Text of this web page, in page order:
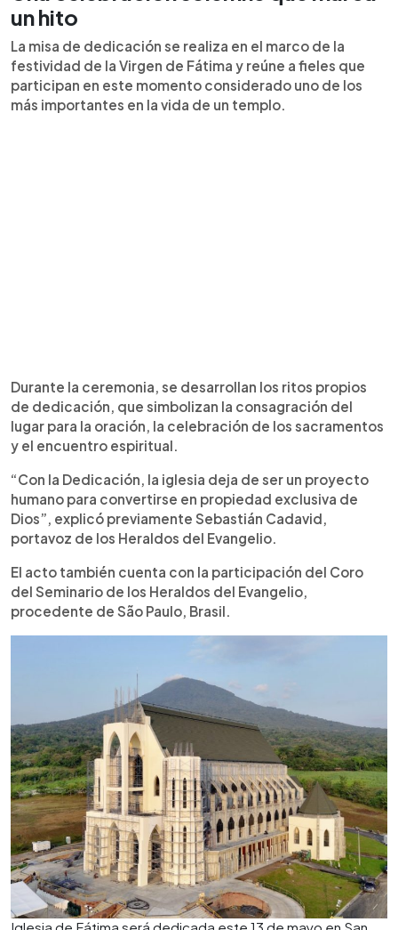
un hito
La misa de dedicación se realiza en el marco de la
festividad de la Virgen de Fátima y reúne a fieles que
participan en este momento considerado uno de los
más importantes en la vida de un templo.
Durante la ceremonia, se desarrollan los ritos propios
de dedicación, que simbolizan la consagración del
lugar para la oración, la celebración de los sacramentos
y el encuentro espiritual.
“Con la Dedicación, la iglesia deja de ser un proyecto
humano para convertirse en propiedad exclusiva de
Dios”, explicó previamente Sebastián Cadavid,
portavoz de los Heraldos del Evangelio.
El acto también cuenta con la participación del Coro
del Seminario de los Heraldos del Evangelio,
procedente de São Paulo, Brasil.
Iglesia de Fátima será dedicada este 13 de mayo en San